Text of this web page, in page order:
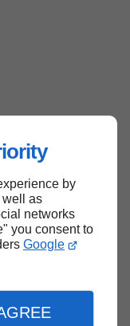
by
well as
networks
you consent to
Google